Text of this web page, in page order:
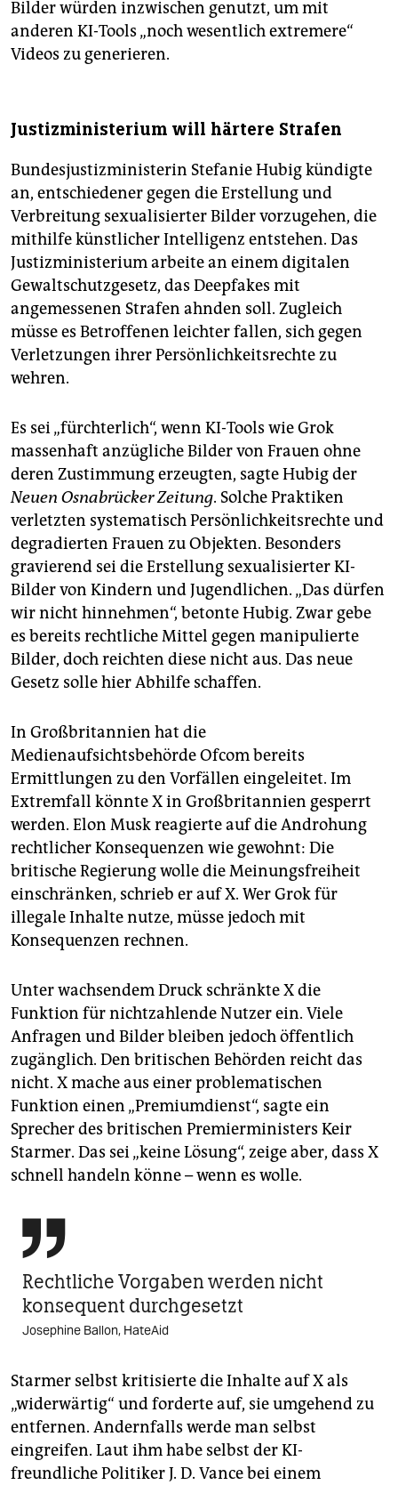
Bilder würden inzwischen genutzt, um mit
anderen KI-Tools „noch wesentlich extremere“
Videos zu generieren.
Justizministerium will härtere Strafen
Bundesjustizministerin Stefanie Hubig kündigte
an, entschiedener gegen die Erstellung und
Verbreitung sexualisierter Bilder vorzugehen, die
mithilfe künstlicher Intelligenz entstehen. Das
Justizministerium arbeite an einem digitalen
Gewaltschutzgesetz, das Deepfakes mit
angemessenen Strafen ahnden soll. Zugleich
müsse es Betroffenen leichter fallen, sich gegen
Verletzungen ihrer Persönlichkeitsrechte zu
wehren.
Es sei „fürchterlich“, wenn KI-Tools wie Grok
massenhaft anzügliche Bilder von Frauen ohne
deren Zustimmung erzeugten, sagte Hubig der
Neuen Osnabrücker Zeitung. Solche Praktiken
verletzten systematisch Persönlichkeitsrechte und
degradierten Frauen zu Objekten. Besonders
gravierend sei die Erstellung sexualisierter KI-
Bilder von Kindern und Jugendlichen. „Das dürfen
wir nicht hinnehmen“, betonte Hubig. Zwar gebe
es bereits rechtliche Mittel gegen manipulierte
Bilder, doch reichten diese nicht aus. Das neue
Gesetz solle hier Abhilfe schaffen.
In Großbritannien hat die
Medienaufsichtsbehörde Ofcom bereits
Ermittlungen zu den Vorfällen eingeleitet. Im
Extremfall könnte X in Großbritannien gesperrt
werden. Elon Musk reagierte auf die Androhung
rechtlicher Konsequenzen wie gewohnt: Die
britische Regierung wolle die Meinungsfreiheit
einschränken, schrieb er auf X. Wer Grok für
illegale Inhalte nutze, müsse jedoch mit
Konsequenzen rechnen.
Unter wachsendem Druck schränkte X die
Funktion für nichtzahlende Nutzer ein. Viele
Anfragen und Bilder bleiben jedoch öffentlich
zugänglich. Den britischen Behörden reicht das
nicht. X mache aus einer problematischen
Funktion einen „Premiumdienst“, sagte ein
Sprecher des britischen Premierministers Keir
Starmer. Das sei „keine Lösung“, zeige aber, dass X
schnell handeln könne – wenn es wolle.

Rechtliche Vorgaben werden nicht
konsequent durchgesetzt
Josephine Ballon, HateAid
Starmer selbst kritisierte die Inhalte auf X als
„widerwärtig“ und forderte auf, sie umgehend zu
entfernen. Andernfalls werde man selbst
eingreifen. Laut ihm habe selbst der KI-
freundliche Politiker J. D. Vance bei einem